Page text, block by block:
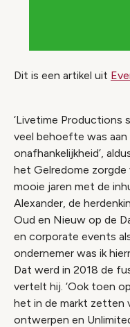
Dit is een artikel uit
‘Livetime Productions
veel behoefte was
onafhankelijkheid’,
het Gelredome zorgde
mooie jaren met de
Alexander, de
Oud en Nieuw op de
en corporate events
ondernemer was ik
Dat werd in 2018 de
vertelt hij. ‘Ook toen
het in de markt zetten
ontwerpen en